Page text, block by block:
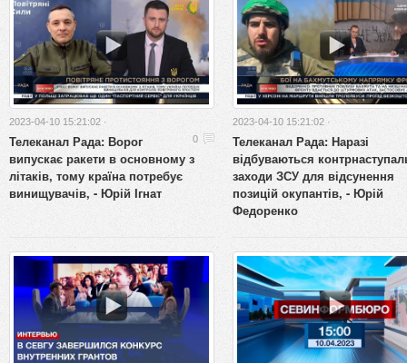
2023-04-10 15:21:02 ·
0
Телеканал Рада: Ворог
випускає ракети в основному з
літаків, тому країна потребує
винищувачів, - Юрій Ігнат
2023-04-10 15:21:02 ·
Телеканал Рада: Наразі
відбуваються
заходи ЗСУ для відсунення
позицій окупантів, - Юрій
Федоренко